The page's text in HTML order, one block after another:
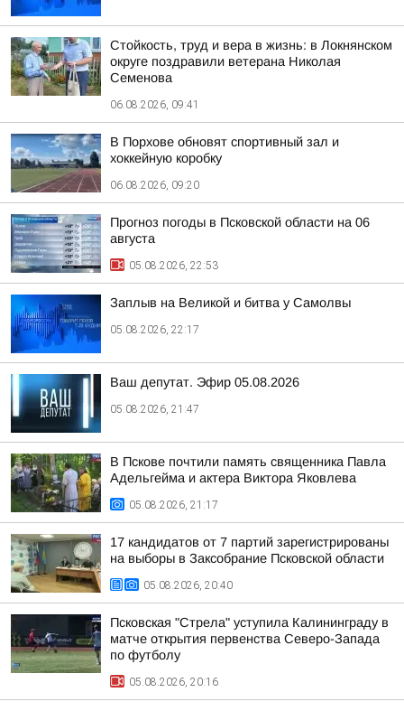
Стойкость, труд и вера в жизнь: в Локнянском
округе поздравили ветерана Николая
Семенова
06.08.2026, 09:41
В Порхове обновят спортивный зал и
хоккейную коробку
06.08.2026, 09:20
Прогноз погоды в Псковской области на 06
августа
05.08.2026, 22:53
Заплыв на Великой и битва у Самолвы
05.08.2026, 22:17
Ваш депутат. Эфир 05.08.2026
05.08.2026, 21:47
В Пскове почтили память священника Павла
Адельгейма и актера Виктора Яковлева
05.08.2026, 21:17
17 кандидатов от 7 партий зарегистрированы
на выборы в Заксобрание Псковской области
05.08.2026, 20:40
Псковская "Стрела" уступила Калининграду в
матче открытия первенства Северо-Запада
по футболу
05.08.2026, 20:16